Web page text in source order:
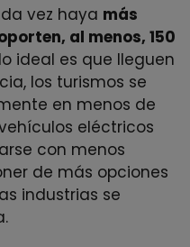
vez haya más
al menos, 150
ideal es que lleguen
los turismos se
en menos de
eléctricos
con menos
de más opciones
industrias se